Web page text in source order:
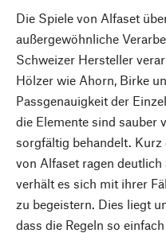
Die Spiele von Alfaset
außergewöhnliche
Schweizer Hersteller
Hölzer wie Ahorn, Birke
Passgenauigkeit der
die Elemente sind sauber
sorgfältig behandelt. Kurz
von Alfaset ragen deutlich
verhält es sich mit ihrer
zu begeistern. Dies liegt
dass die Regeln so